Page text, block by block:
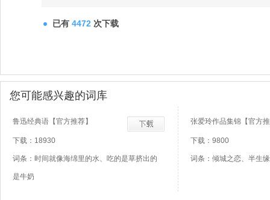
已有 4472 次下载
您可能感兴趣的词库
鲁迅经典语【官方推荐】
下载：18930
词条：时间就像海绵里的水、吃的是草挤出的
是牛奶
张爱玲作品集锦【官方
下载：9800
词条：倾城之恋、半生